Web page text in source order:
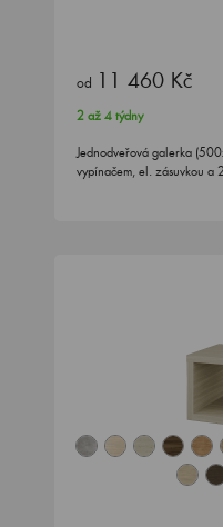
od 11 460 Kč
2 až 4 týdny
Jednodveřová galerka
vypínačem, el. zásuvkou a